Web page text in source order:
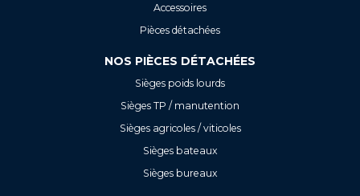
Accessoires
Pièces détachées
NOS PIÈCES DÉTACHÉES
Sièges poids lourds
Sièges TP / manutention
Sièges agricoles / viticoles
Sièges bateaux
Sièges bureaux